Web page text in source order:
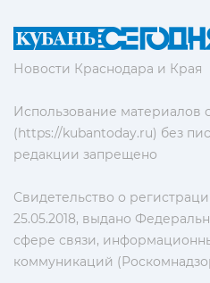
Новости Краснодара и Края
Использование материалов
(https://kubantoday.ru) без
редакции запрещено
Свидетельство о
25.05.2018, выдано
сфере связи,
коммуникаций